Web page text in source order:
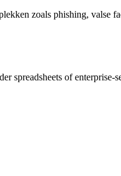
zoals phishing, valse
spreadsheets of enterprise-